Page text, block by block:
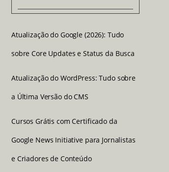
Atualização do Google (2026): Tudo
sobre Core Updates e Status da Busca
Atualização do WordPress: Tudo sobre
a Última Versão do CMS
Cursos Grátis com Certificado da
Google News Initiative para Jornalistas
e Criadores de Conteúdo